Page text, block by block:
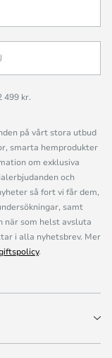
499 kr.
på vårt stora utbud
smarta hemprodukter
om exklusiva
och
så fort vi får dem,
samt
när som helst avsluta
i alla nyhetsbrev. Mer
.